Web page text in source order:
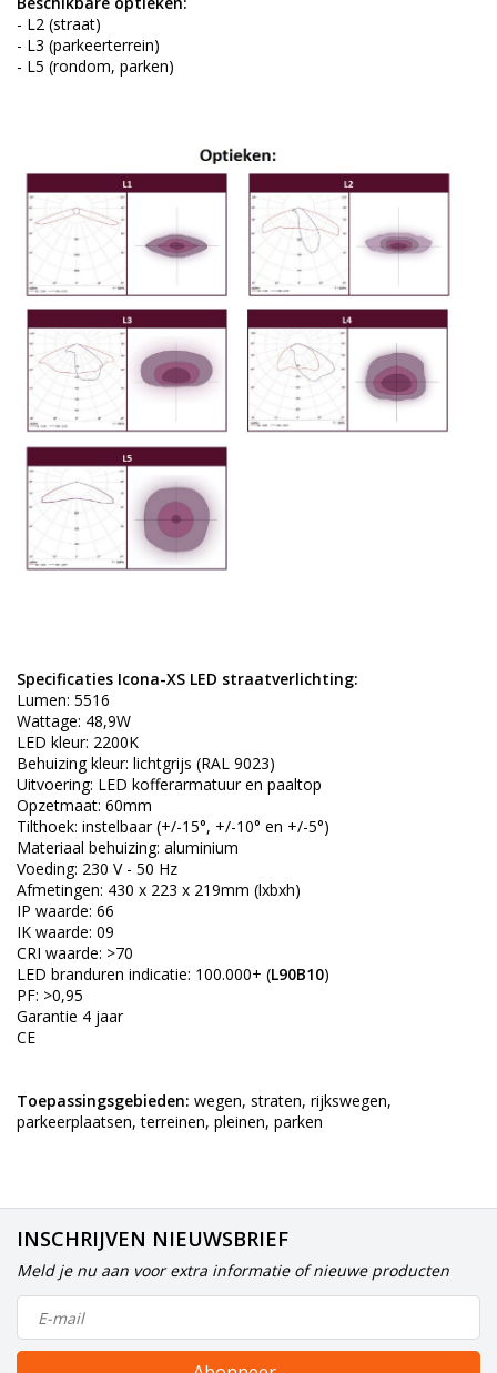
- L2 (straat)
- L3 (parkeerterrein)
- L5 (rondom, parken)
Specificaties Icona-XS LED straatverlichting:
Lumen: 5516
Wattage: 48,9W
LED kleur: 2200K
Behuizing kleur: lichtgrijs (RAL 9023)
Uitvoering: LED kofferarmatuur en paaltop
Opzetmaat: 60mm
Tilthoek: instelbaar (+/-15°, +/-10° en +/-5°)
Materiaal behuizing: aluminium
Voeding: 230 V - 50 Hz
Afmetingen: 430 x 223 x 219mm (lxbxh)
IP waarde: 66
IK waarde: 09
CRI waarde: >70
LED branduren indicatie: 100.000+ (L90B10)
PF: >0,95
Garantie 4 jaar
CE
Toepassingsgebieden: wegen, straten, rijkswegen,
parkeerplaatsen, terreinen, pleinen, parken
INSCHRIJVEN NIEUWSBRIEF
Meld je nu aan voor extra informatie of nieuwe producten